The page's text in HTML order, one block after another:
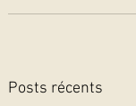
Posts récents